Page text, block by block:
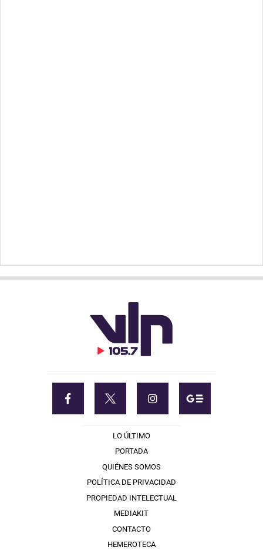
LO ÚLTIMO
PORTADA
QUIÉNES SOMOS
POLÍTICA DE PRIVACIDAD
PROPIEDAD INTELECTUAL
MEDIAKIT
CONTACTO
HEMEROTECA